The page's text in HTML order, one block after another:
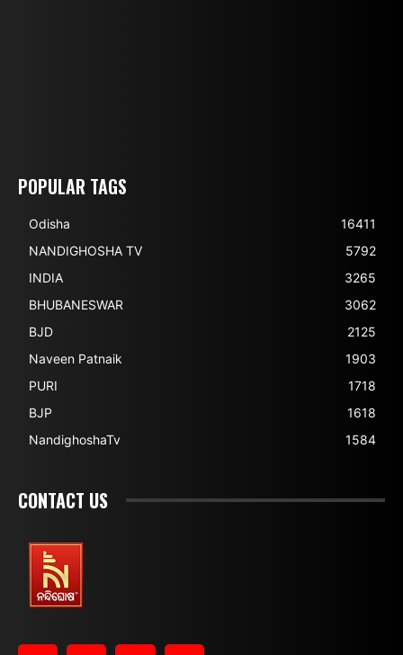
POPULAR TAGS
Odisha
16411
NANDIGHOSHA TV
5792
INDIA
3265
BHUBANESWAR
3062
BJD
2125
Naveen Patnaik
1903
PURI
1718
BJP
1618
NandighoshaTv
1584
CONTACT US